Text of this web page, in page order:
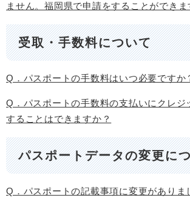
ません。福岡県で申請をすることができま
受取・手数料について
Q．パスポートの手数料はいつ必要ですか
Q．パスポートの手数料の支払いにクレジ
することはできますか？
パスポートデータの変更に
Q．パスポートの記載事項に変更がありま